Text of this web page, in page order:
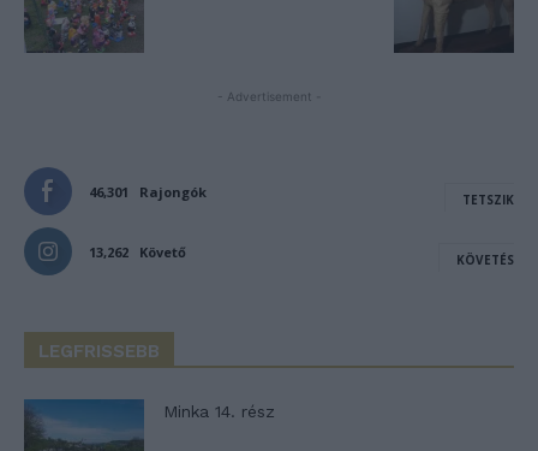
- Advertisement -
46,301 Rajongók TETSZIK
13,262 Követő KÖVETÉS
LEGFRISSEBB
Minka 14. rész